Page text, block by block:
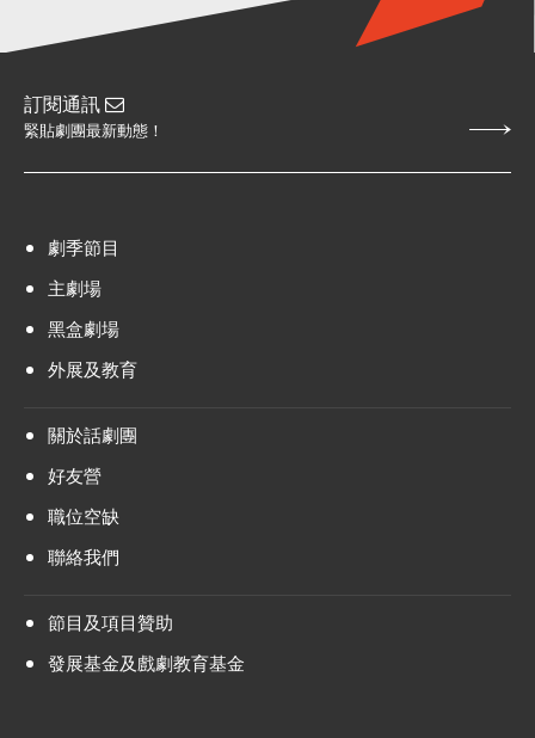
訂閱通訊
緊貼劇團最新動態！
劇季節目
主劇場
黑盒劇場
外展及教育
關於話劇團
好友營
職位空缺
聯絡我們
節目及項目贊助
發展基金及戲劇教育基金